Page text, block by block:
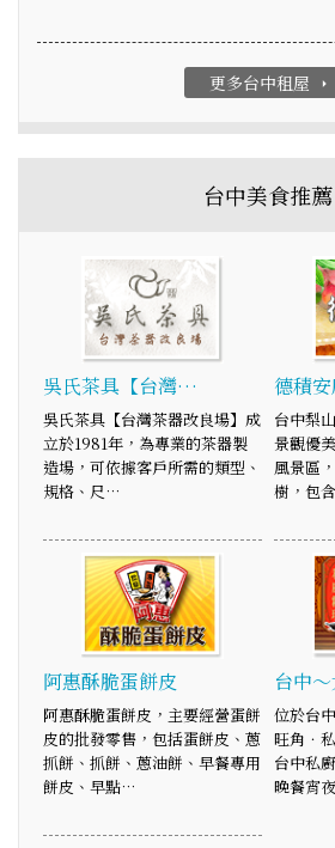
更多台中租屋 arrow_right
台中美食推薦
吳氏茶具【台灣…
吳氏茶具【台灣茶器改良場】成
立於1981年，為專業的茶器製
造場，可依據客戶所需的類型、
規格、尺…
德積
台中梨
景觀優
風景區
樹，包
阿惠酥脆蛋餅皮
阿惠酥脆蛋餅皮，主要經營蛋餅
皮的批發零售，包括蛋餅皮、蔥
抓餅、抓餅、蔥油餅、早餐專用
餅皮、早點…
台中
位於台
旺角．
台中私
晚餐宵